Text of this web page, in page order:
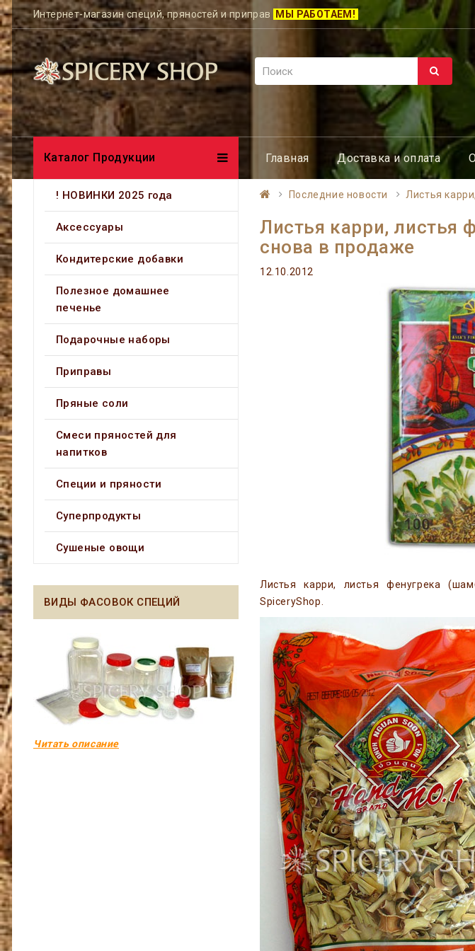
Интернет-магазин специй, пряностей и приправ МЫ РАБОТАЕМ!
Главная Доставка и оплата
Последние новости Листья
Каталог Продукции
! НОВИНКИ 2025 года
Аксессуары
Кондитерские добавки
Полезное домашнее
печенье
Подарочные наборы
Приправы
Пряные соли
Смеси пряностей для
напитков
Специи и пряности
Суперпродукты
Сушеные овощи
ВИДЫ ФАСОВОК СПЕЦИЙ
Читать описание
Листья карри, листья
снова в продаже
12.10.2012
Листья карри, листья фенугрека
SpiceryShop.